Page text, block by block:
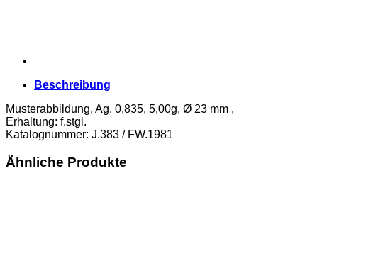
Beschreibung
Musterabbildung, Ag. 0,835, 5,00g, Ø 23 mm ,
Erhaltung: f.stgl.
Katalognummer: J.383 / FW.1981
Ähnliche Produkte